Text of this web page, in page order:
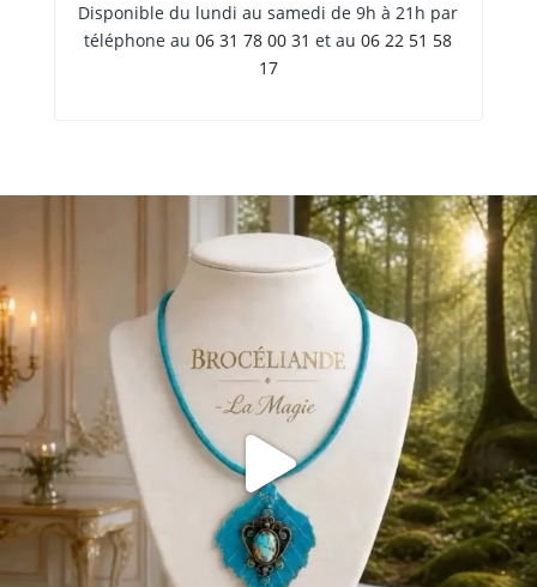
Disponible du lundi au samedi de 9h à 21h par
téléphone au06 31 78 00 31 et au06 22 51 58
17